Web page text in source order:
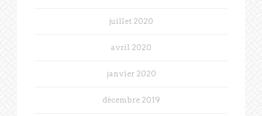
juillet 2020
avril 2020
janvier 2020
décembre 2019